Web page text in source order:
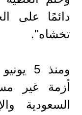
دائمًا على
تخشاه".
ومنذ
أزمة غير
السعودية